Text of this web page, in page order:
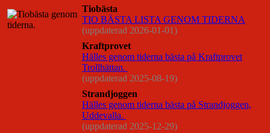
Tiobästa
TIO BÄSTA LISTA GENOM TIDERNA
(uppdaterad 2026-01-01)
Kraftprovet
Hälles genom tiderna bästa på Kraftprovet
Trollhättan.
(uppdaterad 2025-08-19)
Strandjoggen
Hälles genom tiderna bästa på Strandjoggen,
Uddevalla.
(uppdaterad 2025-12-29)